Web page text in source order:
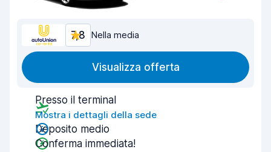
7,8 Nella media
Visualizza offerta
Presso il terminal
Mostra i dettagli della sede
Deposito medio
Conferma immediata!